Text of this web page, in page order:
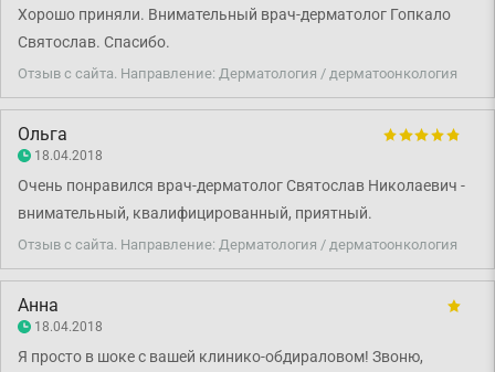
Хорошо приняли. Внимательный врач-дерматолог Гопкало
Святослав. Спасибо.
Отзыв с сайта. Направление: Дерматология / дерматоонкология
Ольга
18.04.2018
Очень понравился врач-дерматолог Святослав Николаевич -
внимательный, квалифицированный, приятный.
Отзыв с сайта. Направление: Дерматология / дерматоонкология
Анна
18.04.2018
Я просто в шоке с вашей клинико-обдираловом! Звоню,